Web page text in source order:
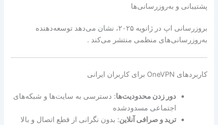
پشتیبانی و به‌روزرسانی‌ها
بروزرسانی اپ در ژانویه ۲۰۲۵، نشان می‌دهد توسعه‌دهنده
به‌روزرسانی‌های منظمی منتشر می‌کند .
کاربردهای OneVPN برای کاربران ایرانی
دور زدن محدودیت‌ها: دسترسی به سایت‌ها و شبکه‌های
اجتماعی مسدودشده
ترید و صرافی آنلاین: بدون نگرانی از قطع اتصال و بالا